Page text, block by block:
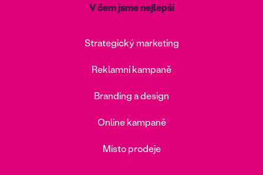
V čem jsme nejlepší
Strategický marketing
Reklamní kampaně
Branding a design
Online kampaně
Místo prodeje